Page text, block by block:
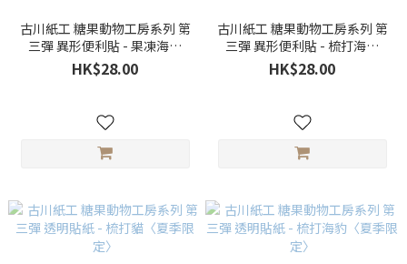
古川紙工 糖果動物工房系列 第
三彈 異形便利貼 - 果凍海豹
〈夏季限定〉
HK$28.00
古川紙工 糖果動物工房系列 第
三彈 異形便利貼 - 梳打海豹
〈夏季限定〉
HK$28.00